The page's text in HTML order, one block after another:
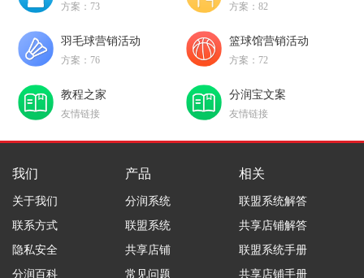
方案：73 方案：82
羽毛球营销活动
方案：76
篮球馆营销活动
方案：72
教程之家
友情链接
分润宝文案
友情链接
我们
关于我们
联系方式
隐私安全
分润百科
产品
分润系统
联盟系统
共享店铺
常见问题
相关
联盟系统解答
共享店铺解答
联盟系统手册
共享店铺手册